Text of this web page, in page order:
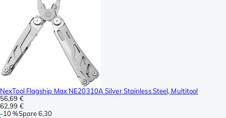
NexTool Flagship Max NE20310A Silver Stainless Steel, Multitool
56,69 €
62,99 €
-10 %Spare6,30